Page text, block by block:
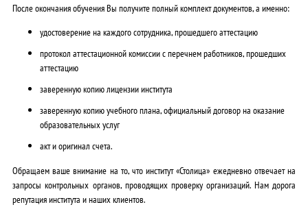
После окончания обучения Вы получите полный комплект документов, а именно:
удостоверение на каждого сотрудника, прошедшего аттестацию
протокол аттестационной комиссии с перечнем работников, прошедших
аттестацию
заверенную копию лицензии института
заверенную копию учебного плана, официальный договор на оказание
образовательных услуг
акт и оригинал счета.
Обращаем ваше внимание на то, что институт «Столица» ежедневно отвечает на
запросы контрольных органов, проводящих проверку организаций. Нам дорога
репутация института и наших клиентов.